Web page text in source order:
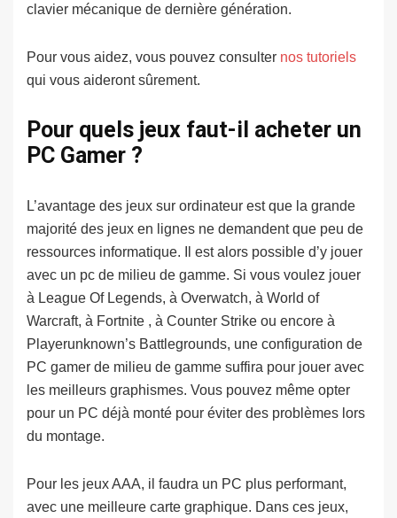
clavier mécanique de dernière génération.
Pour vous aidez, vous pouvez consulter nos tutoriels
qui vous aideront sûrement.
Pour quels jeux faut-il acheter un
PC Gamer ?
L’avantage des jeux sur ordinateur est que la grande
majorité des jeux en lignes ne demandent que peu de
ressources informatique. Il est alors possible d’y jouer
avec un pc de milieu de gamme. Si vous voulez jouer
à League Of Legends, à Overwatch, à World of
Warcraft, à Fortnite , à Counter Strike ou encore à
Playerunknown’s Battlegrounds, une configuration de
PC gamer de milieu de gamme suffira pour jouer avec
les meilleurs graphismes. Vous pouvez même opter
pour un PC déjà monté pour éviter des problèmes lors
du montage.
Pour les jeux AAA, il faudra un PC plus performant,
avec une meilleure carte graphique. Dans ces jeux,